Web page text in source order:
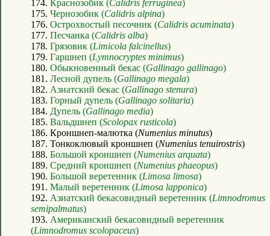
174. Краснозобик (Calidris ferruginea)
175. Чернозобик (Calidris alpina)
176. Острохвостый песочник (Calidris acuminata)
177. Песчанка (Calidris alba)
178. Грязовик (Limicola falcinellus)
179. Гаршнеп (Lymnocryptes minimus)
180. Обыкновенный бекас (Gallinago gallinago)
181. Лесной дупель (Gallinago megala)
182. Азиатский бекас (Gallinago stenura)
183. Горный дупель (Gallinago solitaria)
184. Дупель (Gallinago media)
185. Вальдшнеп (Scolopax rusticola)
186. Кроншнеп-малютка (Numenius minutus)
187. Тонкоклювый кроншнеп (Numenius tenuirostris)
188. Большой кроншнеп (Numenius arquata)
189. Средний кроншнеп (Numenius phaeopus)
190. Большой веретенник (Limosa limosa)
191. Малый веретенник (Limosa lapponica)
192. Азиатский бекасовидный веретенник (Limnodromus
semipalmatus)
193. Американский бекасовидный веретенник
(Limnodromus scolopaceus)